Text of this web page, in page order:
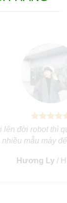
nhé. Khá